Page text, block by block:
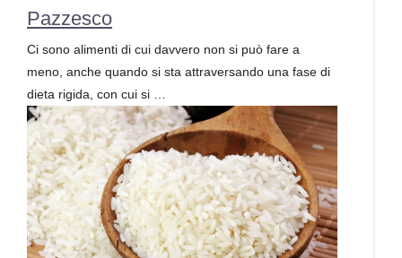
Pazzesco
Ci sono alimenti di cui davvero non si può fare a
meno, anche quando si sta attraversando una fase di
dieta rigida, con cui si …